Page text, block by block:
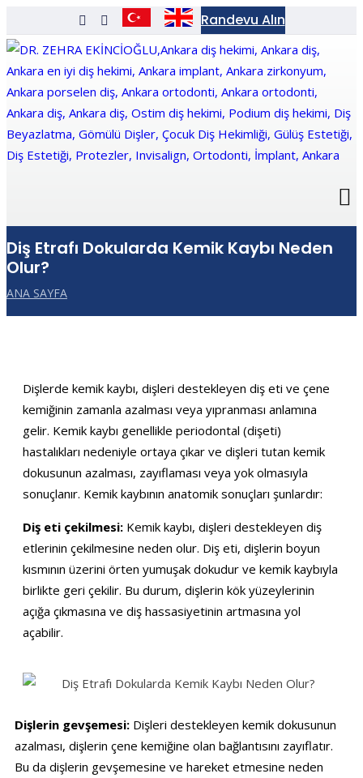
Randevu Alın
Diş Etrafı Dokularda Kemik Kaybı Neden
Olur?
ANA SAYFA
Dişlerde kemik kaybı, dişleri destekleyen diş eti ve çene
kemiğinin zamanla azalması veya yıpranması anlamına
gelir. Kemik kaybı genellikle periodontal (dişeti)
hastalıkları nedeniyle ortaya çıkar ve dişleri tutan kemik
dokusunun azalması, zayıflaması veya yok olmasıyla
sonuçlanır. Kemik kaybının anatomik sonuçları şunlardır:
Diş eti çekilmesi: Kemik kaybı, dişleri destekleyen diş
etlerinin çekilmesine neden olur. Diş eti, dişlerin boyun
kısmının üzerini örten yumuşak dokudur ve kemik kaybıyla
birlikte geri çekilir. Bu durum, dişlerin kök yüzeylerinin
açığa çıkmasına ve diş hassasiyetinin artmasına yol
açabilir.
Dişlerin gevşemesi: Dişleri destekleyen kemik dokusunun
azalması, dişlerin çene kemiğine olan bağlantısını zayıflatır.
Bu da dişlerin gevşemesine ve hareket etmesine neden